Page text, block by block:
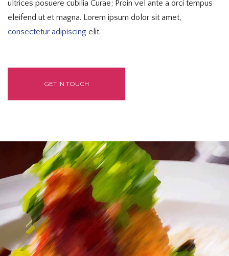
ultrices posuere cubilia Curae; Proin vel ante a orci tempus
eleifend ut et magna. Lorem ipsum dolor sit amet,
consectetur adipiscing elit.
GET IN TOUCH